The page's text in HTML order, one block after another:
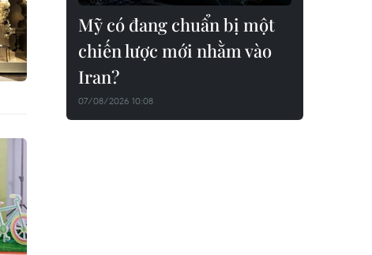
Mỹ có đang chuẩn bị một
chiến lược mới nhằm vào
Iran?
07/08/2026 10:08